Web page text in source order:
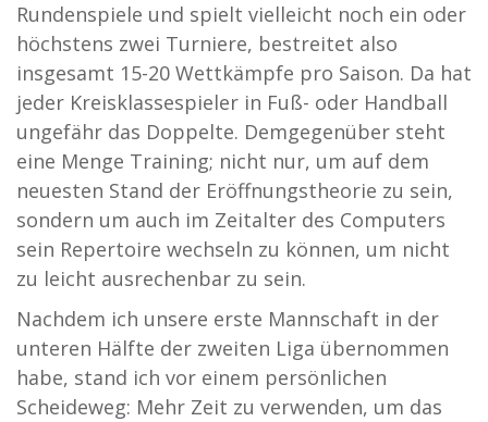
Rundenspiele und spielt vielleicht noch ein oder
höchstens zwei Turniere, bestreitet also
insgesamt 15-20 Wettkämpfe pro Saison. Da hat
jeder Kreisklassespieler in Fuß- oder Handball
ungefähr das Doppelte. Demgegenüber steht
eine Menge Training; nicht nur, um auf dem
neuesten Stand der Eröffnungstheorie zu sein,
sondern um auch im Zeitalter des Computers
sein Repertoire wechseln zu können, um nicht
zu leicht ausrechenbar zu sein.
Nachdem ich unsere erste Mannschaft in der
unteren Hälfte der zweiten Liga übernommen
habe, stand ich vor einem persönlichen
Scheideweg: Mehr Zeit zu verwenden, um das